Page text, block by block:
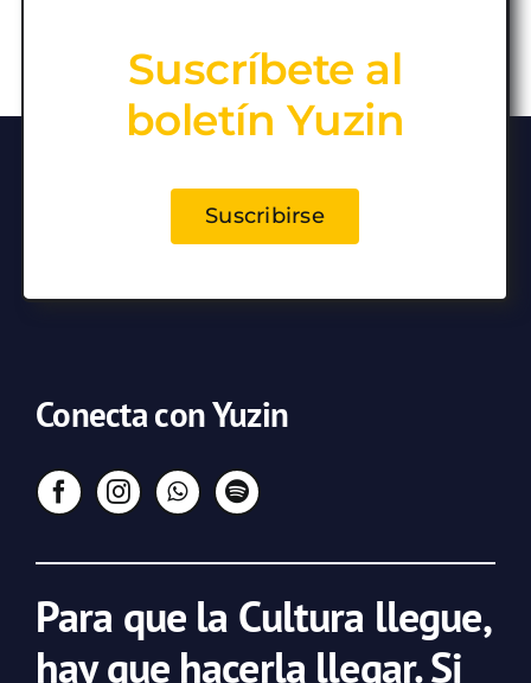
Suscríbete al
boletín Yuzin
Suscribirse
Conecta con Yuzin
Para que la Cultura llegue,
hay que hacerla llegar. Si